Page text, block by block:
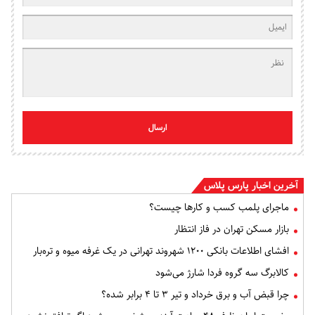
ارسال
آخرین اخبار پارس پلاس
ماجرای پلمب کسب و کارها چیست؟
بازار مسکن تهران در فاز انتظار
افشای اطلاعات بانکی ۱۲۰۰ شهروند تهرانی در یک غرفه میوه و تره‌بار
کالابرگ سه گروه فردا شارژ می‌شود
چرا قبض آب و برق خرداد و تیر ۳ تا ۴ برابر شده؟